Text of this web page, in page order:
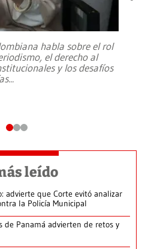
habla sobre el rol
el derecho al
y los desafíos
...
leído
advierte que Corte evitó analizar
la Policía Municipal
de Panamá advierten de retos y